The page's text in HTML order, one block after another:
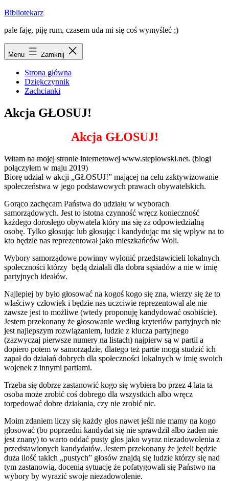
Przejdź
treści
Bibliotekarz
pale faję, piję rum, czasem uda mi się coś wymyśleć ;)
Menu Zamknij
Strona główna
Dziękczynnik
Zachcianki
Akcja GŁOSUJ!
Akcja GŁOSUJ!
Witam na mojej stronie internetowej www.steplowski.net. (blogi
połączyłem w maju 2019)
Biorę udział w akcji „GŁOSUJ!” mającej na celu zaktywizowanie
społeczeństwa w jego podstawowych prawach obywatelskich.
Gorąco zachęcam Państwa do udziału w wyborach
samorządowych. Jest to istotna czynność wręcz konieczność
każdego dorosłego obywatela który ma się za odpowiedzialną
osobę. Tylko głosując lub głosując i kandydując ma się wpływ na to
kto będzie nas reprezentował jako mieszkańców Woli.
Wybory samorządowe powinny wyłonić przedstawicieli lokalnych
społeczności którzy będą działali dla dobra sąsiadów a nie w imię
partyjnych ideałów.
Najlepiej by było głosować na kogoś kogo się zna, wierzy się że to
właściwy człowiek i będzie nas uczciwie reprezentował ale nie
zawsze jest to możliwe (wtedy proponuję kandydować osobiście).
Jestem przekonany że głosowanie według kryteriów partyjnych nie
jest najlepszym rozwiązaniem, ludzie z klucza partyjnego
(zazwyczaj pierwsze numery na listach) najpierw są w partii a
dopiero potem w samorządzie, dlatego też partie mogą studzić ich
zapał do działań dobrych dla społeczności lokalnych w imię swoich
wojenek z innymi partiami.
Trzeba się dobrze zastanowić kogo się wybiera bo przez 4 lata ta
osoba może zrobić coś dobrego dla wszystkich albo wręcz
torpedować dobre działania, czy nie zrobić nic.
Moim zdaniem liczy się każdy głos nawet jeśli nie mamy na kogo
głosować (bo poprzedni kandydat się nie sprawdził albo żaden nie
jest znany) to warto oddać pusty głos jako wyraz niezadowolenia z
przedstawionych kandydatów. Jestem przekonany że jeżeli będzie
duża ilość takich „pustych” głosów znajdą się ludzie którzy się nad
tym zastanowią, docenią sytuację że pofatygowali się Państwo na
wybory by wyrazić swoje niezadowolenie.